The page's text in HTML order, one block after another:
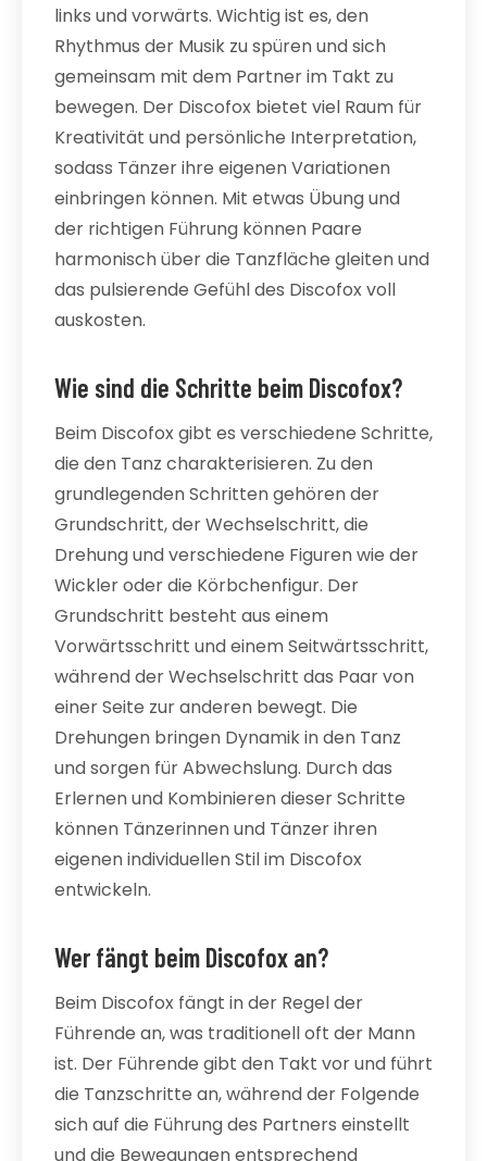
links und vorwärts. Wichtig ist es, den
Rhythmus der Musik zu spüren und sich
gemeinsam mit dem Partner im Takt zu
bewegen. Der Discofox bietet viel Raum für
Kreativität und persönliche Interpretation,
sodass Tänzer ihre eigenen Variationen
einbringen können. Mit etwas Übung und
der richtigen Führung können Paare
harmonisch über die Tanzfläche gleiten und
das pulsierende Gefühl des Discofox voll
auskosten.
Wie sind die Schritte beim Discofox?
Beim Discofox gibt es verschiedene Schritte,
die den Tanz charakterisieren. Zu den
grundlegenden Schritten gehören der
Grundschritt, der Wechselschritt, die
Drehung und verschiedene Figuren wie der
Wickler oder die Körbchenfigur. Der
Grundschritt besteht aus einem
Vorwärtsschritt und einem Seitwärtsschritt,
während der Wechselschritt das Paar von
einer Seite zur anderen bewegt. Die
Drehungen bringen Dynamik in den Tanz
und sorgen für Abwechslung. Durch das
Erlernen und Kombinieren dieser Schritte
können Tänzerinnen und Tänzer ihren
eigenen individuellen Stil im Discofox
entwickeln.
Wer fängt beim Discofox an?
Beim Discofox fängt in der Regel der
Führende an, was traditionell oft der Mann
ist. Der Führende gibt den Takt vor und führt
die Tanzschritte an, während der Folgende
sich auf die Führung des Partners einstellt
und die Bewegungen entsprechend